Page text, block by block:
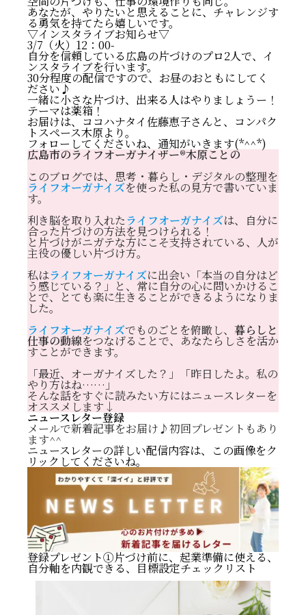
あなたが、やりたいと思えることに、チャレンジす
る勇気を持てたら嬉しいです。
▽インスタライブお知らせ▽
3/7（火）12：00-
自分を信頼している広島の片づけのプロ2人で、イ
ンスタライブを行います。
30分程度の配信ですので、お昼のおともにしてく
ださい♪
一緒に小さな片づけ、出来る人はやりましょうー！
テーマは薬箱！
お届けは、 ココハナタイ佐藤恵子さんと、 コンパク
トスペース木原より。
フォローしてくださいね、通知がいきます(*^^*)
広島市のライフオーガナイザー®️木原ことの
このブログでは、思考・暮らし・デジタルの整理を
ライフオーガナイズを使った私の見方で書いていま
す。
利き脳を取り入れたライフオーガナイズは、自分に
合った片づけの方法を見つけられる！
と片づけがニガテな方にこそ支持されている、人が
主役の優しい片づけ方。
私はライフオーガナイズに出会い「本当の自分はど
う感じている？」と、常に自分の心に問いかけるこ
とで、とても楽に生きることができるようになりま
した。
ライフオーガナイズでものごとを俯瞰し、 暮らしと
仕事の動線をつなげることで、あなたらしさを活か
すことができます。
「最近、オーガナイズした？」「昨日したよ。私の
やり方はね……」
そんな話をすぐに読みたい方にはニュースレターを
オススメします↓
ニュースレター登録
メールで新着記事をお届け♪初回プレゼントもあり
ます^^
ニュースレターの詳しい配信内容は、この画像をク
リックしてくださいね。
登録プレゼント①片づけ前に、起業準備に使える、
自分軸を内観できる、目標設定チェックリスト
不安材料を具体的に言うと……？
前に進みたいなら。
まとめると。